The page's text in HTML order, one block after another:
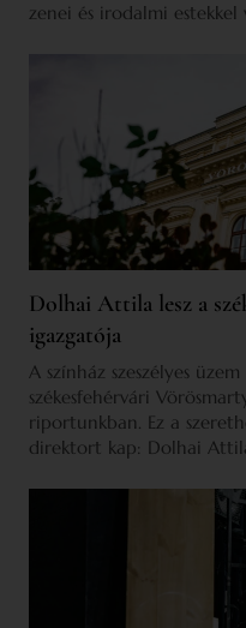
zenei és irodalmi estekkel
Dolhai Attila lesz a
igazgatója
A színház szeszélyes
székesfehérvári
riportunkban. Ez a
direktort kap: Dolhai